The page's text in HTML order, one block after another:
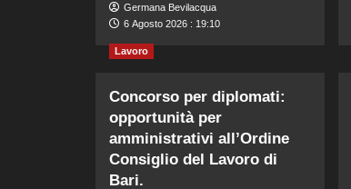
Germana Bevilacqua
6 Agosto 2026 : 19:10
Lavoro
Concorso per diplomati:
opportunità per
amministrativi all’Ordine
Consiglio del Lavoro di
Bari.